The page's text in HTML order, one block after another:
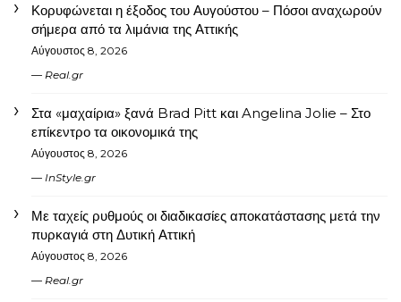
Κορυφώνεται η έξοδος του Αυγούστου – Πόσοι αναχωρούν
σήμερα από τα λιμάνια της Αττικής
Αύγουστος 8, 2026
Real.gr
Στα «μαχαίρια» ξανά Brad Pitt και Angelina Jolie – Στο
επίκεντρο τα οικονομικά της
Αύγουστος 8, 2026
InStyle.gr
Με ταχείς ρυθμούς οι διαδικασίες αποκατάστασης μετά την
πυρκαγιά στη Δυτική Αττική
Αύγουστος 8, 2026
Real.gr